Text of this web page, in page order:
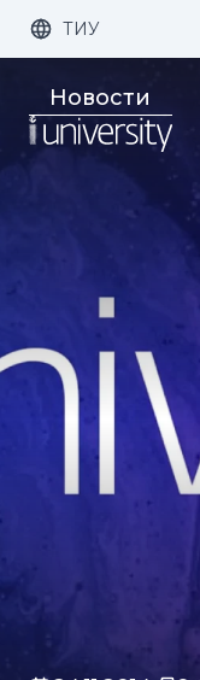
Размер шрифта:
Изображения:
Озвучивание:
ТИУ
Новости